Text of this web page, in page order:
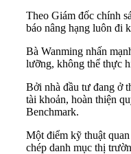
Theo Giám đốc chính
báo nâng hạng luôn đi
Bà Wanming nhấn
lưỡng, không thể thực
Bởi nhà đầu tư đang ở
tài khoản, hoàn thiện
Benchmark.
Một điểm kỹ thuật
chép danh mục thị